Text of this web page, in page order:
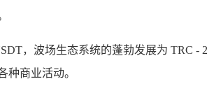
，波场生态系统的蓬勃发展为
种商业活动。